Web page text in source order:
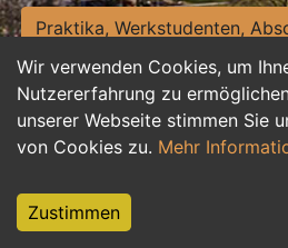
Wir verwenden Cookies, um
Nutzererfahrung zu
unserer Webseite stimmen Sie
von Cookies zu. Mehr
Zustimmen
Praktika, Werkstudenten,
Personalwesen
Hilfskräfte, Aushilfs- und
Weiterbildung, Studium, duale